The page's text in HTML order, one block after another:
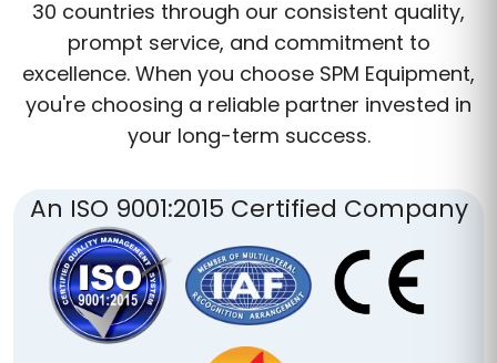
30 countries through our consistent quality,
prompt service, and commitment to
excellence. When you choose SPM Equipment,
you're choosing a reliable partner invested in
your long-term success.
An ISO 9001:2015 Certified Company